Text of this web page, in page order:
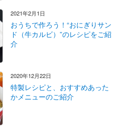
2021年2月1日
おうちで作ろう！“おにぎりサン
ド（牛カルビ）”のレシピをご紹
介
2020年12月22日
特製レシピと、おすすめあった
かメニューのご紹介